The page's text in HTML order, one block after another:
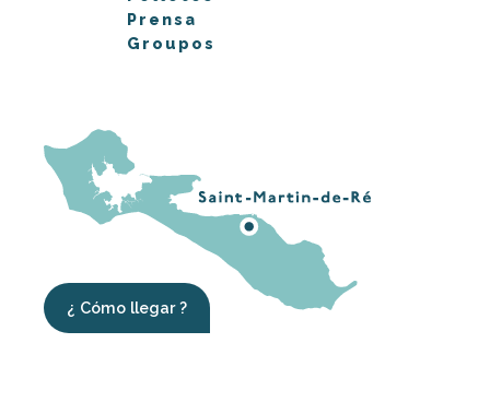
Prensa
Groupos
¿ Cómo llegar ?